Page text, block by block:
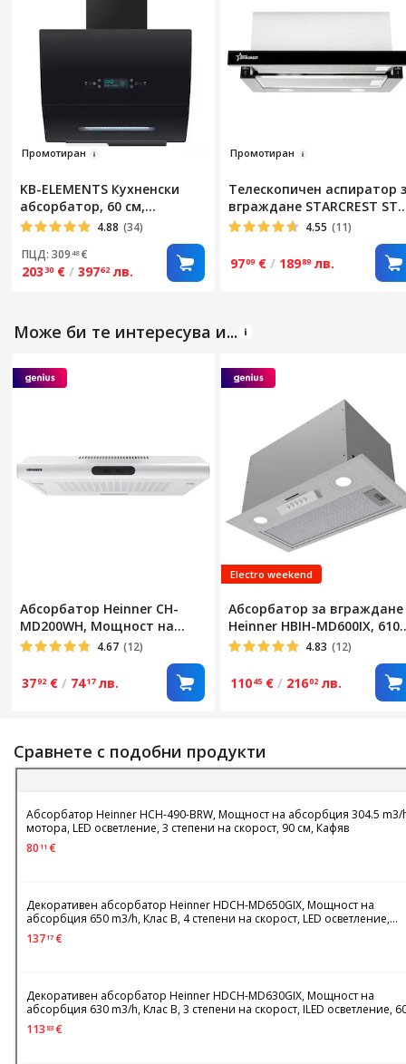
Промотиран
KB-ELEMENTS Кухненски
абсорбатор, 60 см,
Мощност 650 м³/ч, Извит, 3
активен въглен,
Автоматично почистване,
Клас A
4.88 (34)
ПЦД: 309 48 €
20330 € / 39762 лв.
Промотиран
Телескопичен аспиратор
вграждане STARCREST
550BK, Всмукателна
мотор, 2 степени на
мощност, 60 см, Черен
4.55 (11)
9709 € / 18989 лв.
Може би те интересува и...
Абсорбатор Heinner CH-
MD200WH, Мощност на
абсорбция 200 m3/h, 2
степени на скорост, 60 см,
Бял
4.67 (12)
3792 € / 7417 лв.
Electro weekend
Абсорбатор за вграждане
Heinner HBIH-MD600IX, 610
m3/h, 3 степени на
осветление 2 x 1.5w, 1
мм, Инокс
4.83 (12)
11045 € / 21602 лв.
Сравнете с подобни продукти
Абсорбатор Heinner HCH-490-BRW, Мощност на абсорбция 304.5 m3/
мотора, LED осветление, 3 степени на скорост, 90 см, Кафяв
80 11 €
Декоративен абсорбатор Heinner HDCH-MD650GIX, Мощност на
абсорбция 650 m3/h, Клас B, 4 степени на скорост, LED осветление,
Сензорно управление, 60 см, Инокс+Стъкло
13717 €
Декоративен абсорбатор Heinner HDCH-MD630GIX, Мощност на
абсорбция 630 m3/h, Клас B, 3 степени на скорост, ILED осветление,
Инокс+Стъкло
113 83 €